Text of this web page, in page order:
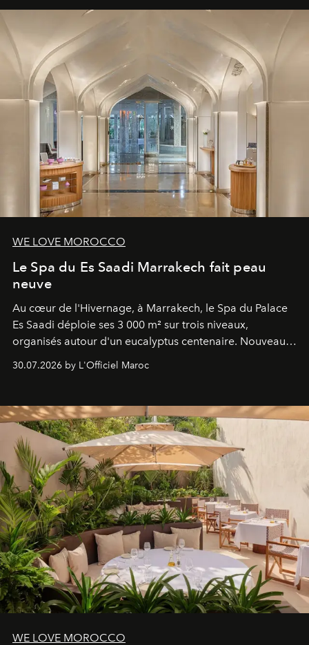
WE LOVE MOROCCO
Le Spa du Es Saadi Marrakech fait peau
neuve
Au cœur de l'Hivernage, à Marrakech, le Spa du Palace
Es Saadi déploie ses 3 000 m² sur trois niveaux,
organisés autour d'un eucalyptus centenaire. Nouveau
neuro-cosmétique, parcours thermal et studio dédié au
entièreté, entre science des émotions et rituels
reposants.
30.07.2026 by L'Officiel Maroc
WE LOVE MOROCCO